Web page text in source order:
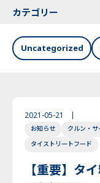
お知らせ
お問い合わせ
English
カテゴリー
Uncategorized
2021-05-21
お知らせ クルン・サ
タイストリートフード
【重要】タ